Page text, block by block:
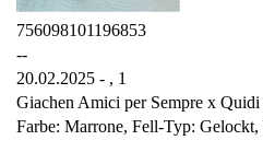
756098101196853
--
20.02.2025 - , 1
Giachen Amici per Sempre x
Farbe: Marrone, Fell-Typ: